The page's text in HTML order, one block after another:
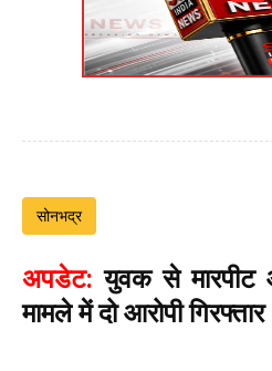
सोनभद्र
अपडेट: युवक से मारपीट
मामले में दो आरोपी गिरफ्तार